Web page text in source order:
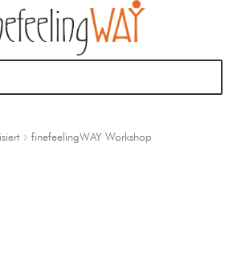
finefeelingWAY Workshop